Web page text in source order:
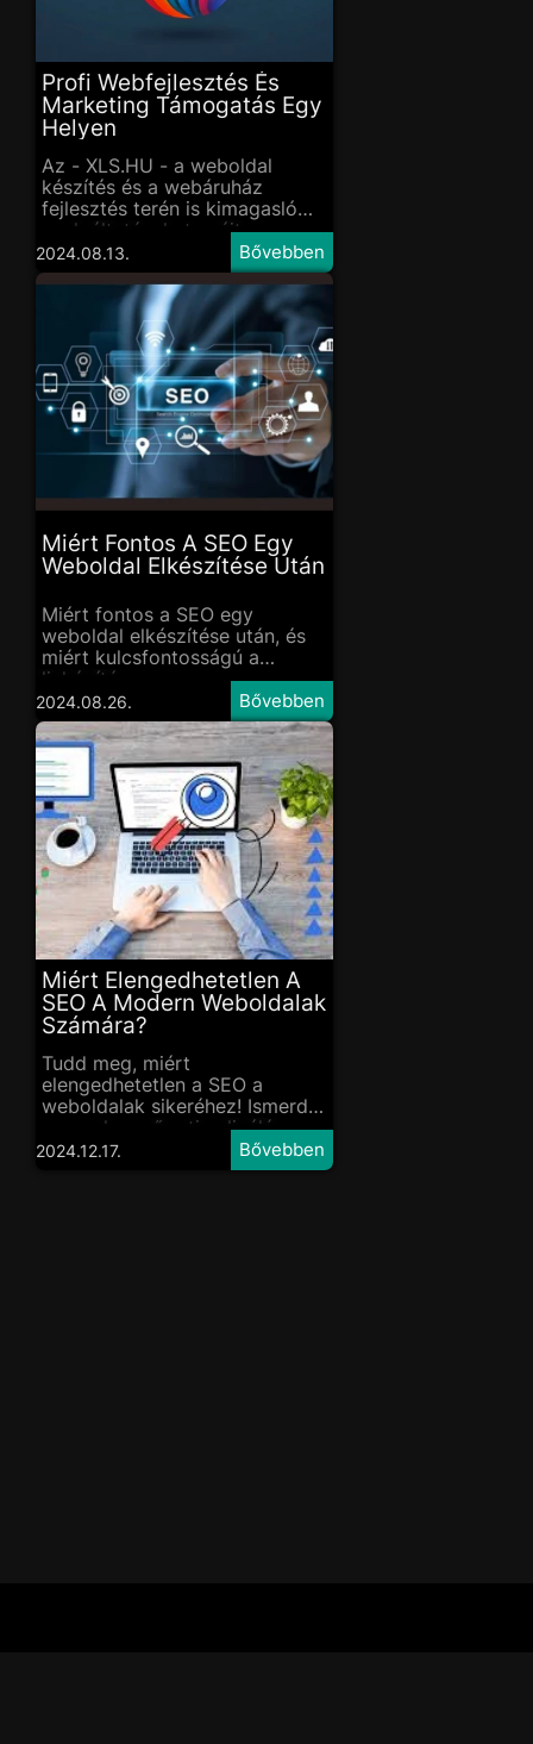
Profi Webfejlesztés És
Marketing Támogatás Egy
Helyen
Az - XLS.HU - a weboldal
készítés és a webáruház
fejlesztés terén is kimagasló
szolgáltatásokat nyújt.
Azonban nem állnak meg itt:
marketing támogatással
biztosítják, hogy az elkészült
oldal vagy webáruház valóban
elérje a célját. Keresd őket a
xls.h
2024.08.13.
Miért Fontos A SEO Egy
Weboldal Elkészítése Után
Miért fontos a SEO egy
weboldal elkészítése után, és
miért kulcsfontosságú a
linképítés
2024.08.26.
Miért Elengedhetetlen A
SEO A Modern Weboldalak
Számára?
Tudd meg, miért
elengedhetetlen a SEO a
weboldalak sikeréhez! Ismerd
meg a keresőoptimalizálás
előnyeit, és hogyan növeli az
2024.12.17.